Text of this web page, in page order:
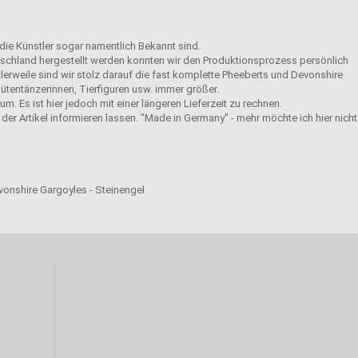
Künstler sogar namentlich Bekannt sind.
hergestellt werden konnten wir den Produktionsprozess persönlich
sind wir stolz darauf die fast komplette Pheeberts und Devonshire
Tierfiguren usw. immer größer.
Es ist hier jedoch mit einer längeren Lieferzeit zu rechnen.
Artikel informieren lassen. "Made in Germany" - mehr möchte ich hier nicht
Gargoyles - Steinengel